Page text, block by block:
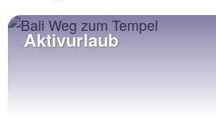
Aktivurlaub